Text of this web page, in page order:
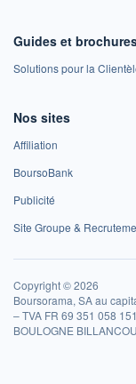
Guides et
Solutions pour la
Nos sites
Affiliation
BoursoBank
Publicité
Site Groupe &
Copyright © 2026
Boursorama, SA au
– TVA FR 69 351 058
BOULOGNE